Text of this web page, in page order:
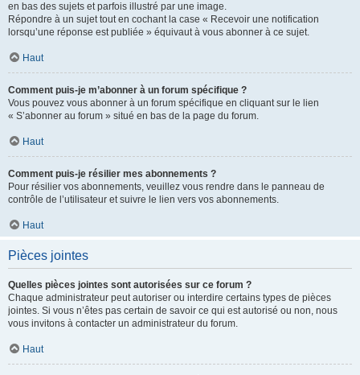
en bas des sujets et parfois illustré par une image.
Répondre à un sujet tout en cochant la case « Recevoir une notification
lorsqu’une réponse est publiée » équivaut à vous abonner à ce sujet.
Haut
Comment puis-je m’abonner à un forum spécifique ?
Vous pouvez vous abonner à un forum spécifique en cliquant sur le lien
« S’abonner au forum » situé en bas de la page du forum.
Haut
Comment puis-je résilier mes abonnements ?
Pour résilier vos abonnements, veuillez vous rendre dans le panneau de
contrôle de l’utilisateur et suivre le lien vers vos abonnements.
Haut
Pièces jointes
Quelles pièces jointes sont autorisées sur ce forum ?
Chaque administrateur peut autoriser ou interdire certains types de pièces
jointes. Si vous n’êtes pas certain de savoir ce qui est autorisé ou non, nous
vous invitons à contacter un administrateur du forum.
Haut